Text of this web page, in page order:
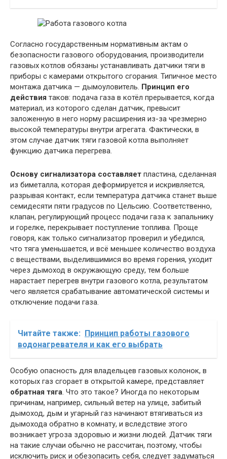
Согласно государственным нормативным актам о
безопасности газового оборудования, производители
газовых котлов обязаны устанавливать датчики тяги в
приборы с камерами открытого сгорания. Типичное место
монтажа датчика — дымоуловитель. Принцип его
действия таков: подача газа в котёл прерывается, когда
материал, из которого сделан датчик, превысит
заложенную в него норму расширения из-за чрезмерно
высокой температуры внутри агрегата. Фактически, в
этом случае датчик тяги газовой котла выполняет
функцию датчика перегрева.
Основу сигнализатора составляет пластина, сделанная
из биметалла, которая деформируется и искривляется,
разрывая контакт, если температура датчика станет выше
семидесяти пяти градусов по Цельсию. Соответственно,
клапан, регулирующий процесс подачи газа к запальнику
и горелке, перекрывает поступление топлива. Проще
говоря, как только сигнализатор проверил и убедился,
что тяга уменьшается, и всё меньшее количество воздуха
с веществами, выделившимися во время горения, уходит
через дымоход в окружающую среду, тем больше
нарастает перегрев внутри газового котла, результатом
чего является срабатывание автоматической системы и
отключение подачи газа.
Читайте также: Принцип работы газового
водонагревателя и как его выбрать
Особую опасность для владельцев газовых колонок, в
которых газ сгорает в открытой камере, представляет
обратная тяга. Что это такое? Иногда по некоторым
причинам, например, сильный ветер на улице, забитый
дымоход, дым и угарный газ начинают втягиваться из
дымохода обратно в комнату, и вследствие этого
возникает угроза здоровью и жизни людей. Датчик тяги
на такие случаи обычно не рассчитан, поэтому, чтобы
исключить риск и обезопасить себя, следует задуматься